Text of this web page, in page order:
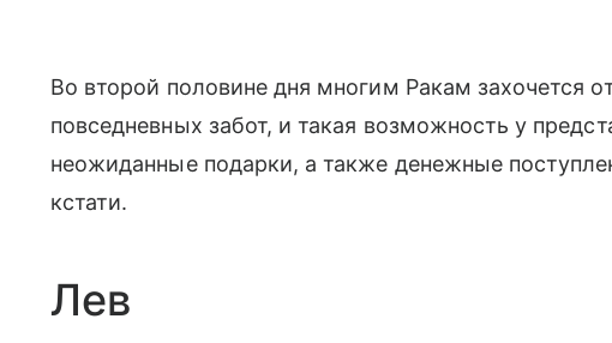
Во второй половине дня многим Ракам захочется
повседневных забот, и такая возможность у
неожиданные подарки, а также денежные
кстати.
Лев